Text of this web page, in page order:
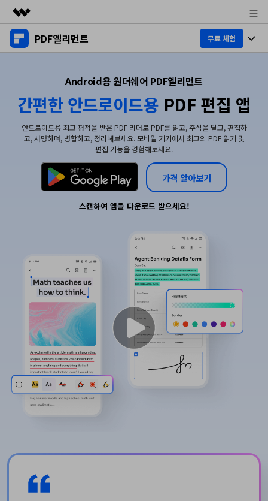
주요 제품
솔루션
회사 소개
뉴스룸
도움말 센터
PDF엘리먼트 무료 체험
데스크탑
Mac용
모바일 앱
iPhone/iPad용
문서 클라우드
PDF 온라인 도구
PDF JPG 변환
PDF PPT 변환
PDF 병합
PDF 압축
PDF 회전
제품 기능
교육용
PDF 주석 달기
PDF 변환
PDF 편집
PDF 압축
PDF 구성
전문용
PDF 폼
PDF OCR
AI PDF
PDF와 채팅하기
AI PDF 요약기
AI PDF 번역기
이미지와 채팅하기
AI 콘텐츠 탐지기
AI PDF 재작성
AI PDF 설명
문서와 채팅하기
AI 이미지 생성기
비즈니스
PDFelement 자료실
구독 취소
유튜브
네이버 블로그
무료 다운로드
로그인
검색
Android용 원더쉐어 PDF엘리먼트
간편한 안드로이드용 PDF 편집 앱
안드로이드용 최고 평점을 받은 PDF 리더로 PDF를 읽고, 주석을 달고, 편집하
고, 서명하며, 병합하고, 정리해보세요. 모바일 기기에서 최고의 PDF 읽기 및
편집 기능을 경험해보세요.
가격 알아보기
스캔하여 앱을 다운로드 받으세요!